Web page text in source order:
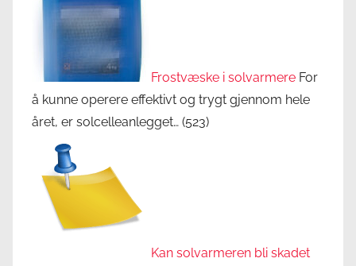
Frostvæske i solvarmere For
å kunne operere effektivt og trygt gjennom hele
året, er solcelleanlegget… (523)
Kan solvarmeren bli skadet